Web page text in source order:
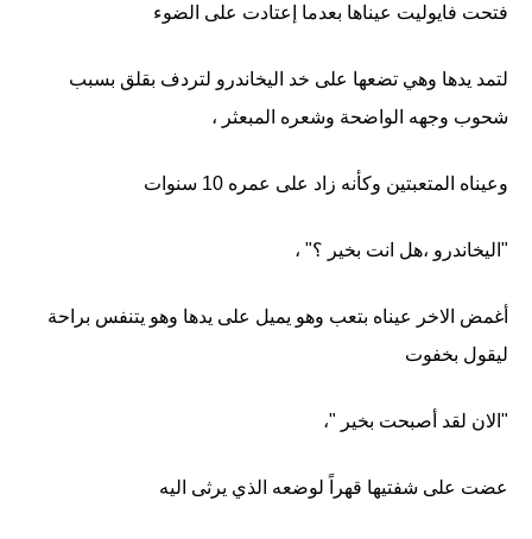
فتحت فايوليت عيناها بعدما إعتادت على الضوء
لتمد يدها وهي تضعها على خد اليخاندرو لتردف بقلق بسبب
شحوب وجهه الواضحة وشعره المبعثر ،
وعيناه المتعبتين وكأنه زاد على عمره 10 سنوات
"اليخاندرو ،هل انت بخير ؟" ،
أغمض الاخر عيناه بتعب وهو يميل على يدها وهو يتنفس براحة
ليقول بخفوت
"الان لقد أصبحت بخير "،
عضت على شفتيها قهراً لوضعه الذي يرثى اليه